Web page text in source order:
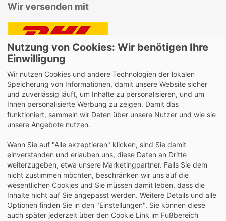
Wir versenden mit
Lieferung auch an Packstationen und Postfilialen
Samstagszustellung
Bequeme Zahlung über Paypal
2 Jahre Gewährleistung
Alle Texte, Grafiken, Bilder und das Layout sind
urheberrechtlich geschützt und dürfen nicht ohne
ausdrückliche, schriftliche Erlaubnis weiterverwendet werden.
© 2026 bits&paper GmbH - Oxford Fachshop - OXFORD
Nutzung von Cookies: Wir benötigen Ihre
Einwilligung
Wir nutzen Cookies und andere Technologien der lokalen
Speicherung von Informationen, damit unsere Website sicher
und zuverlässig läuft, um Inhalte zu personalisieren, und um
Ihnen personalisierte Werbung zu zeigen. Damit das
funktioniert, sammeln wir Daten über unsere Nutzer und wie sie
unsere Angebote nutzen.
Wenn Sie auf "Alle akzeptieren" klicken, sind Sie damit
einverstanden und erlauben uns, diese Daten an Dritte
weiterzugeben, etwa unsere Marketingpartner. Falls Sie dem
nicht zustimmen möchten, beschränken wir uns auf die
wesentlichen Cookies und Sie müssen damit leben, dass die
Inhalte nicht auf Sie angepasst werden. Weitere Details und alle
Optionen finden Sie in den "Einstellungen". Sie können diese
auch später jederzeit über den Cookie Link im Fußbereich